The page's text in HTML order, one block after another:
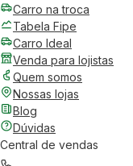
Carro na troca
Tabela Fipe
Carro Ideal
Venda para lojistas
Quem somos
Nossas lojas
Blog
Dúvidas
Central de vendas